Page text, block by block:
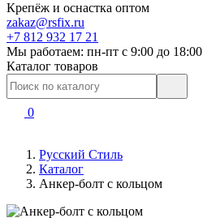
Крепёж и оснастка оптом
zakaz@rsfix.ru
+7 812 932 17 21
Мы работаем: пн-пт c 9:00 до 18:00
Каталог товаров
0
Русский Стиль
Каталог
Анкер-болт с кольцом